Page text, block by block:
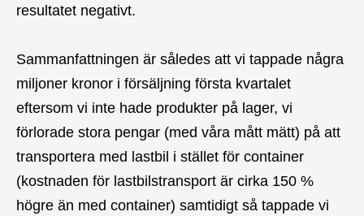
resultatet negativt.
Sammanfattningen är således att vi tappade några
miljoner kronor i försäljning första kvartalet
eftersom vi inte hade produkter på lager, vi
förlorade stora pengar (med våra mått mätt) på att
transportera med lastbil i stället för container
(kostnaden för lastbilstransport är cirka 150 %
högre än med container) samtidigt så tappade vi